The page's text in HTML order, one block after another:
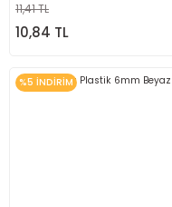
11,41 TL
10,84 TL
%5 İNDİRİM